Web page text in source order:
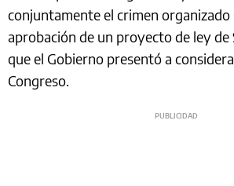
conjuntamente el crimen organizado
aprobación de un proyecto de ley de
que el Gobierno presentó a
Congreso.